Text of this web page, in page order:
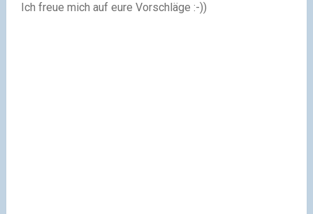
Ich freue mich auf eure Vorschläge :-))